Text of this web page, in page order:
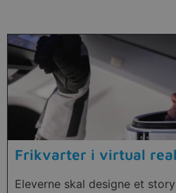
Frikvarter i virtual
Eleverne skal designe et